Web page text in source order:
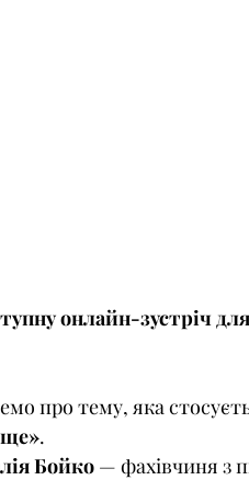
онлайн-зустріч
про тему, яка
.
Бойко — фахівчиня з